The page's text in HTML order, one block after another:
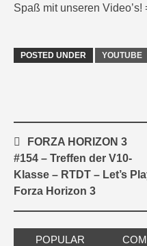
Spaß mit unseren Video’s!
POSTED UNDER YOUTUBE
Post
navigation
FORZA HORIZON 3
#154 – Treffen der V10-
Klasse – RTDT – Let’s
Forza Horizon 3
POPULAR